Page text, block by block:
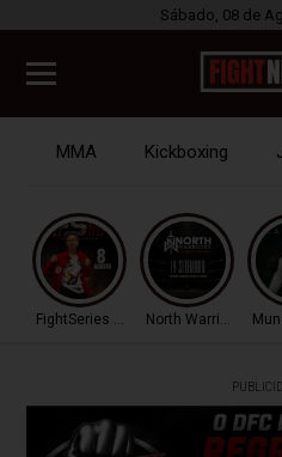
Sábado, 08 de
MMA Kickboxing
FightSeries 11 North Warriors